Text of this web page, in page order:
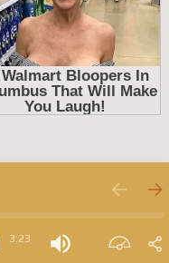
3:23